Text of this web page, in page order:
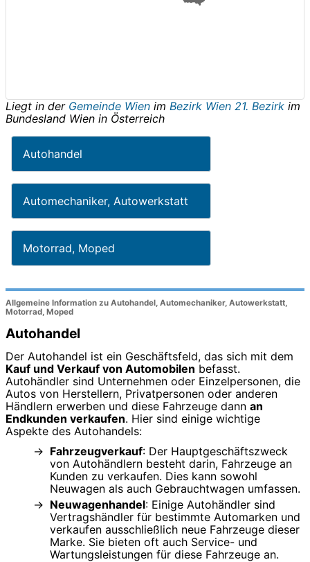
Liegt in der Gemeinde Wien im Bezirk Wien 21. Bezirk im
Bundesland Wien in Österreich
Autohandel
Automechaniker, Autowerkstatt
Motorrad, Moped
Allgemeine Information zu Autohandel, Automechaniker, Autowerkstatt,
Motorrad, Moped
Autohandel
Der Autohandel ist ein Geschäftsfeld, das sich mit dem
Kauf und Verkauf von Automobilen befasst.
Autohändler sind Unternehmen oder Einzelpersonen, die
Autos von Herstellern, Privatpersonen oder anderen
Händlern erwerben und diese Fahrzeuge dann an
Endkunden verkaufen. Hier sind einige wichtige
Aspekte des Autohandels:
Fahrzeugverkauf: Der Hauptgeschäftszweck
von Autohändlern besteht darin, Fahrzeuge an
Kunden zu verkaufen. Dies kann sowohl
Neuwagen als auch Gebrauchtwagen umfassen.
Neuwagenhandel: Einige Autohändler sind
Vertragshändler für bestimmte Automarken und
verkaufen ausschließlich neue Fahrzeuge dieser
Marke. Sie bieten oft auch Service- und
Wartungsleistungen für diese Fahrzeuge an.